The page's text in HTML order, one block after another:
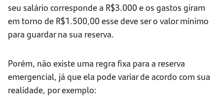
seu salário corresponde a R$3.000 e os gastos giram
em torno de R$1.500,00 esse deve ser o valor mínimo
para guardar na sua reserva.
Porém, não existe uma regra fixa para a reserva
emergencial, já que ela pode variar de acordo com sua
realidade, por exemplo: